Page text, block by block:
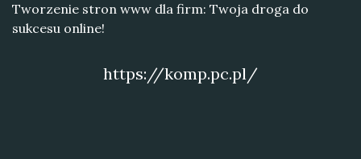
Tworzenie stron www dla firm: Twoja droga do
sukcesu online!
https://komp.pc.pl/